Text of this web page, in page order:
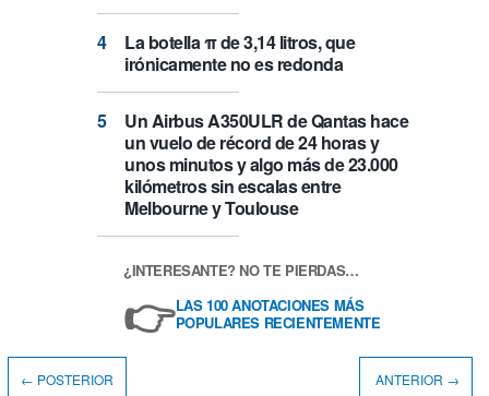
La botella π de 3,14 litros, que
irónicamente no es redonda
Un Airbus A350ULR de Qantas hace
un vuelo de récord de 24 horas y
unos minutos y algo más de 23.000
kilómetros sin escalas entre
Melbourne y Toulouse
¿INTERESANTE? NO TE PIERDAS…
👉LAS 100 ANOTACIONES MÁS
POPULARES RECIENTEMENTE
← POSTERIOR ANTERIOR →